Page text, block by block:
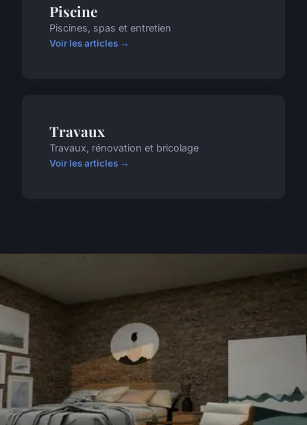
Piscine
Piscines, spas et entretien
Voir les articles →
Travaux
Travaux, rénovation et bricolage
Voir les articles →